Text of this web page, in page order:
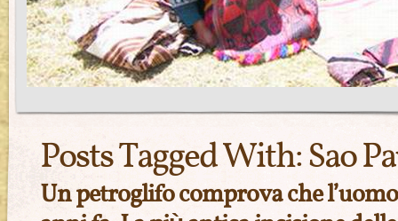
Posts Tagged With:Sao
Un petroglifo comprova che